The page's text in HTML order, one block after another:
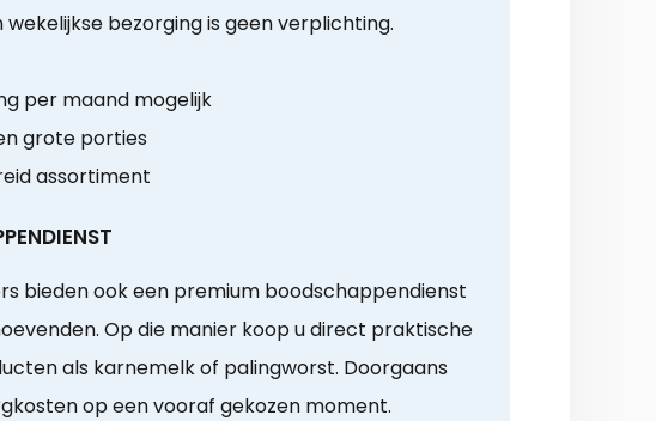
wekelijkse bezorging is geen verplichting.
per maand mogelijk
grote porties
assortiment
bieden ook een premium boodschappendienst
Op die manier koop u direct praktische
als karnemelk of palingworst. Doorgaans
op een vooraf gekozen moment.